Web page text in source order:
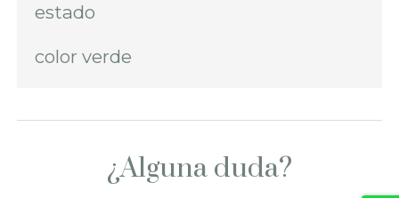
estado
color verde
¿Alguna duda?